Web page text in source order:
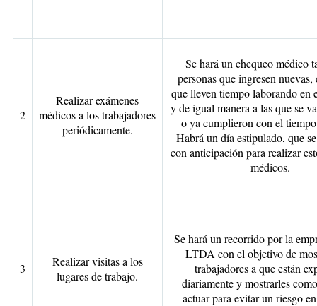
2
Realizar exámenes
médicos a los trabajadores
periódicamente.
Se hará un chequeo médico
personas que ingresen nuevas,
que lleven tiempo laborando en
y de igual manera a las que se
o ya cumplieron con el
Habrá un día estipulado, que
con anticipación para realizar
médicos.
3
Realizar visitas a los
lugares de trabajo.
Se hará un recorrido por la
LTDA con el objetivo de
trabajadores a que están
diariamente y mostrarles
actuar para evitar un riesgo